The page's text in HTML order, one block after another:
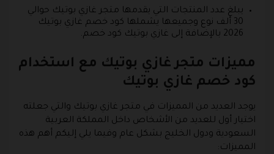
يبلغ عدد المنتجات التي يقدمها متجر غازي بوتيك حوالي
30 ألف نوع وجميعها يشملها كود خصم غازي بوتيك
2026 بالإضافة إلى غازي بوتيك كود خصم.
مميزات متجر غازي بوتيك مع استخدام
كود خصم غازي بوتيك
يوجد العديد من المميزات في متجر غازي بوتيك والتي جعلته
اختيار أول للعديد من الأشخاص داخل المملكة العربية
السعودية ودول الخليج بشكل عام وفيما يلي إليكم أهم هذه
المميزات: